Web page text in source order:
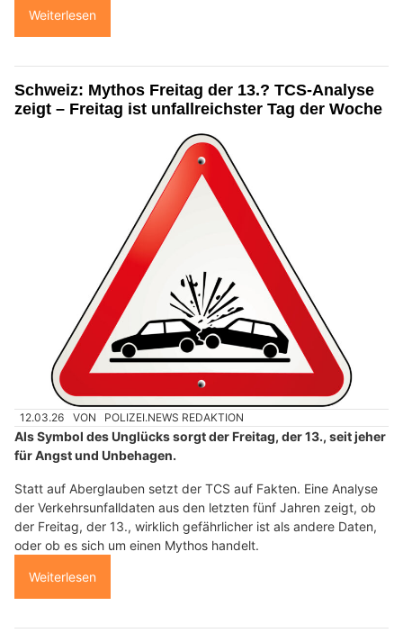
Weiterlesen
Schweiz: Mythos Freitag der 13.? TCS-Analyse
zeigt – Freitag ist unfallreichster Tag der Woche
12.03.26 VON POLIZEI.NEWS REDAKTION
Als Symbol des Unglücks sorgt der Freitag, der 13., seit jeher
für Angst und Unbehagen.
Statt auf Aberglauben setzt der TCS auf Fakten. Eine Analyse
der Verkehrsunfalldaten aus den letzten fünf Jahren zeigt, ob
der Freitag, der 13., wirklich gefährlicher ist als andere Daten,
oder ob es sich um einen Mythos handelt.
Weiterlesen